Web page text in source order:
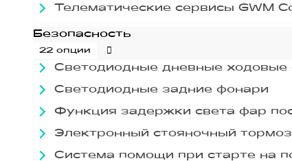
Телематические сервисы GWM
Безопасность
22 опции
Светодиодные дневные ходовые
Светодиодные задние фонари
Функция задержки света фар
Электронный стояночный
Система помощи при старте на